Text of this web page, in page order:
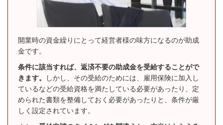
開業時の資金繰りにとって経営者様の味方になるのが助成
金です。
条件に該当すれば、返済不要の助成金を受給することがで
きます。
しかし、その受給のためには、雇用保険に加入し
ているなどの受給資格を満たしている必要があったり、定
められた書類を整備しておく必要があったりと、条件が厳
しく設定されています。